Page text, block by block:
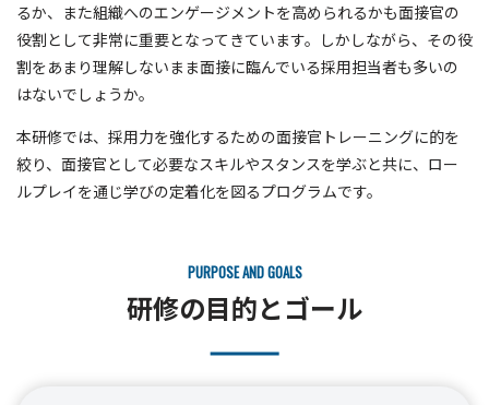
るか、また組織へのエンゲージメントを高められるかも面接官の
役割として非常に重要となってきています。しかしながら、その役
割をあまり理解しないまま面接に臨んでいる採用担当者も多いの
はないでしょうか。
本研修では、採用力を強化するための面接官トレーニングに的を
絞り、面接官として必要なスキルやスタンスを学ぶと共に、ロー
ルプレイを通じ学びの定着化を図るプログラムです。
PURPOSE AND GOALS
研修の目的とゴール